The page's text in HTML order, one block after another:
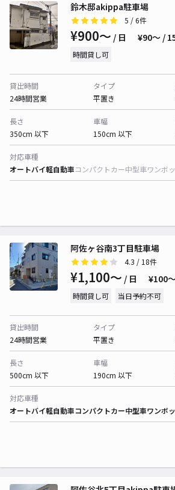
鈴木邸akippa駐車場
5 / 6件
¥900〜 / 日 ¥90〜 /
時間貸し可
貸出時間
24時間営業
タイプ
平置き
長さ
350cm 以下
車幅
150cm 以下
対応車種
オートバイ軽自動車コンパクトカー中型車ワンボ
阿佐ヶ谷南3丁目駐車場
4.3 / 18件
¥1,100〜 / 日 ¥100
時間貸し可 当日予約不可
貸出時間
24時間営業
タイプ
平置き
長さ
500cm 以下
車幅
190cm 以下
対応車種
オートバイ軽自動車コンパクトカー中型車ワンボ